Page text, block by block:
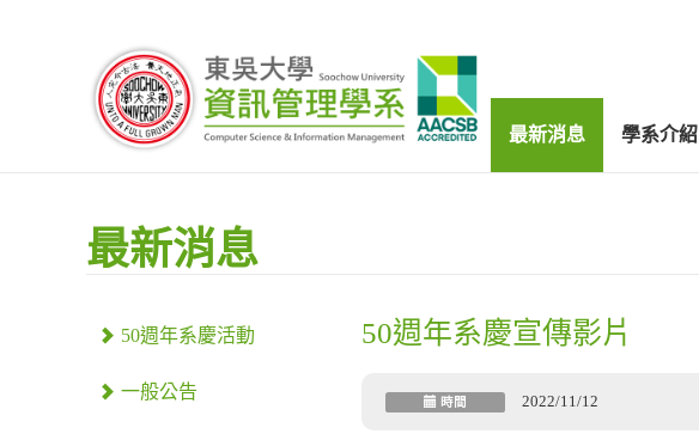
最新消息 學系介紹
最新消息
50週年系慶活動
一般公告
50週年系慶宣傳影片
時間 2022/11/12